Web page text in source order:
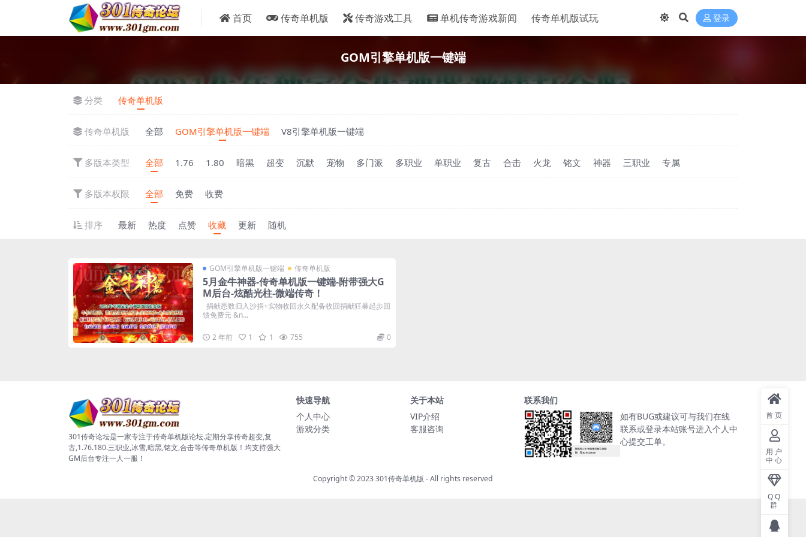
首页 传奇单机版 传奇游戏工具 单机传奇游戏新闻 传奇单机版试玩 登录
GOM引擎单机版一键端
分类 传奇单机版
传奇单机版 全部 GOM引擎单机版一键端 V8引擎单机版一键端
多版本类型 全部 1.76 1.80 暗黑 超变 沉默 宠物 多门派 多职业 单职业 复古 合击 火龙 铭文 神器 三职业 专属
多版本权限 全部 免费 收费
排序 最新 热度 点赞 收藏 更新 随机
GOM引擎单机版一键端 传奇单机版
5月金牛神器-传奇单机版一键端-附带强大G
M后台-炫酷光柱-微端传奇！
捐献悉数归入沙捐+实物收回永久配备收回捐献狂暴起步回
馈免费元 &n...
2 年前 1 1 755 0
301传奇论坛是一家专注于传奇单机版论坛.定期分享传奇超变,复
古,1.76.180.三职业,冰雪,暗黑,铭文,合击等传奇单机版！均支持强大
GM后台专注一人一服！
快速导航
个人中心
游戏分类
关于本站
VIP介绍
客服咨询
联系我们
如有BUG或建议可与我们在线
联系或登录本站账号进入个人中
心提交工单。
Copyright © 2023301传奇单机版 - All rights reserved
首页
用户
中心
QQ
群